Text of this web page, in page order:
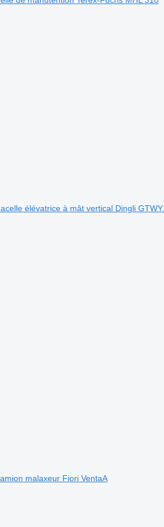
élévatrice à mât vertical Dingli
malaxeur Fiori VentaA